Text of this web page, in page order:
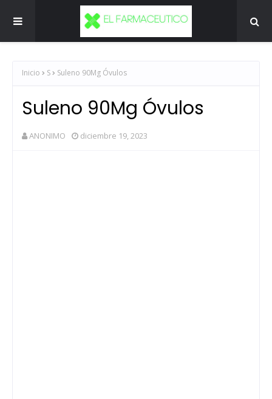
Inicio S Suleno 90Mg Óvulos
Suleno 90Mg Óvulos
ANONIMO diciembre 19, 2023